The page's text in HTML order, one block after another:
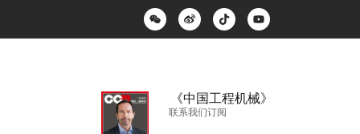
《中国工程机械》
联系我们订阅